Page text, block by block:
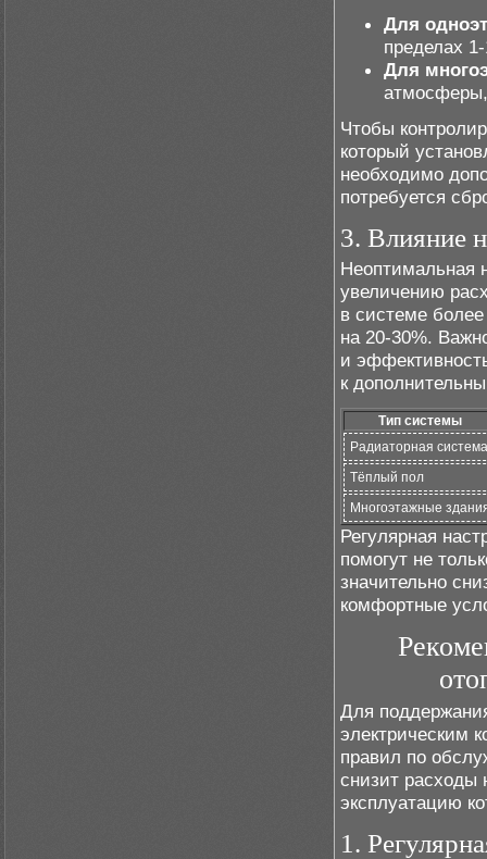
Для
пределах
Для
Чтобы
который
необходимо
потребуется
3. Влияние
Неоптимальная
увеличению
в системе
на 20-30%.
и
к
Тип системы
Радиаторная система
Тёплый пол
Многоэтажные
Регулярная
помогут не
значительно
комфортные
Для
электрическим
правил по
снизит расходы
эксплуатацию
1.